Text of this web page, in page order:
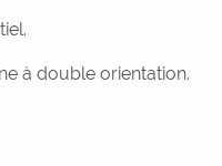
à double orientation.